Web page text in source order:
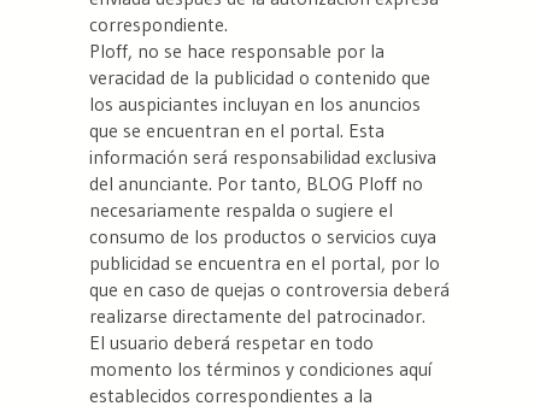
correspondiente.
Ploff, no se hace responsable por la
veracidad de la publicidad o contenido que
los auspiciantes incluyan en los anuncios
que se encuentran en el portal. Esta
información será responsabilidad exclusiva
del anunciante. Por tanto, BLOG Ploff no
necesariamente respalda o sugiere el
consumo de los productos o servicios cuya
publicidad se encuentra en el portal, por lo
que en caso de quejas o controversia deberá
realizarse directamente del patrocinador.
El usuario deberá respetar en todo
momento los términos y condiciones aquí
establecidos correspondientes a la